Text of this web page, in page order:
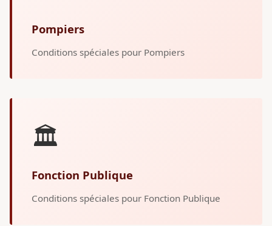
Pompiers
Conditions spéciales pour Pompiers
🏛️
Fonction Publique
Conditions spéciales pour Fonction Publique